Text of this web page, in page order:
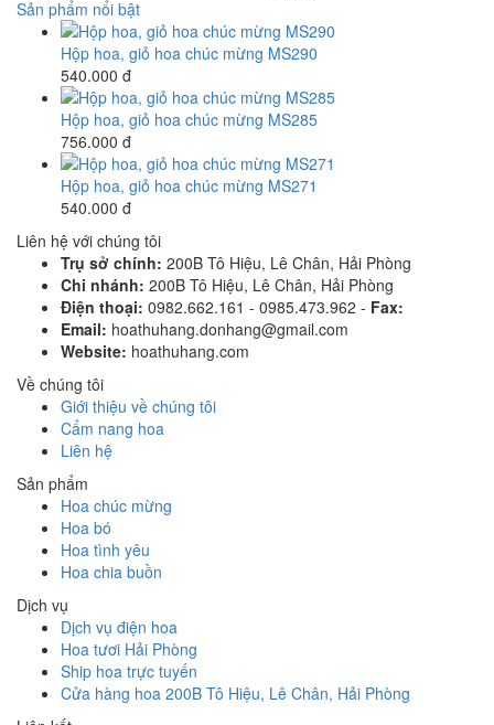
Sản phẩm nổi bật
Hộp hoa, giỏ hoa chúc mừng MS290
540.000 đ
Hộp hoa, giỏ hoa chúc mừng MS285
756.000 đ
Hộp hoa, giỏ hoa chúc mừng MS271
540.000 đ
Liên hệ với chúng tôi
Trụ sở chính: 200B Tô Hiệu, Lê Chân, Hải Phòng
Chi nhánh: 200B Tô Hiệu, Lê Chân, Hải Phòng
Điện thoại: 0982.662.161 - 0985.473.962 - Fax:
Email: hoathuhang.donhang@gmail.com
Website: hoathuhang.com
Về chúng tôi
Giới thiệu về chúng tôi
Cẩm nang hoa
Liên hệ
Sản phẩm
Hoa chúc mừng
Hoa bó
Hoa tình yêu
Hoa chia buồn
Dịch vụ
Dịch vụ điện hoa
Hoa tươi Hải Phòng
Ship hoa trực tuyến
Cửa hàng hoa 200B Tô Hiệu, Lê Chân, Hải Phòng